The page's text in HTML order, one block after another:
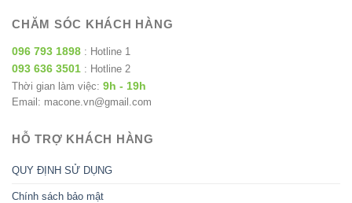
CHĂM SÓC KHÁCH HÀNG
096 793 1898 : Hotline 1
093 636 3501 : Hotline 2
Thời gian làm việc: 9h - 19h
Email: macone.vn@gmail.com
HỖ TRỢ KHÁCH HÀNG
QUY ĐỊNH SỬ DỤNG
Chính sách bảo mật